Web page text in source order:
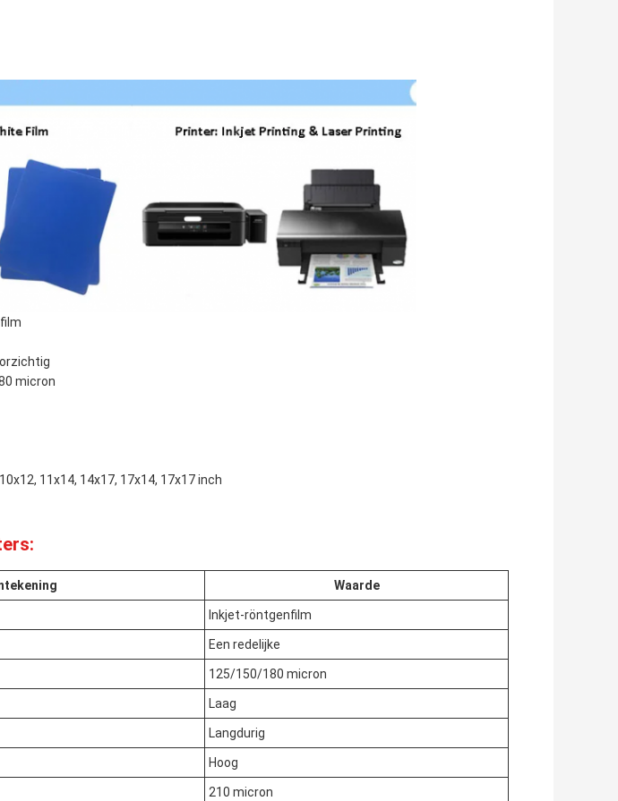
micron
11x14, 14x17, 17x14, 17x17 inch
Waarde
Inkjet-röntgenfilm
Een redelijke
125/150/180 micron
Laag
Langdurig
Hoog
210 micron